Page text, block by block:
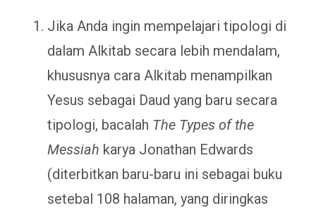
Jika Anda ingin mempelajari tipologi di
dalam Alkitab secara lebih mendalam,
khususnya cara Alkitab menampilkan
Yesus sebagai Daud yang baru secara
tipologi, bacalah The Types of the
Messiah karya Jonathan Edwards
(diterbitkan baru-baru ini sebagai buku
setebal 108 halaman, yang diringkas